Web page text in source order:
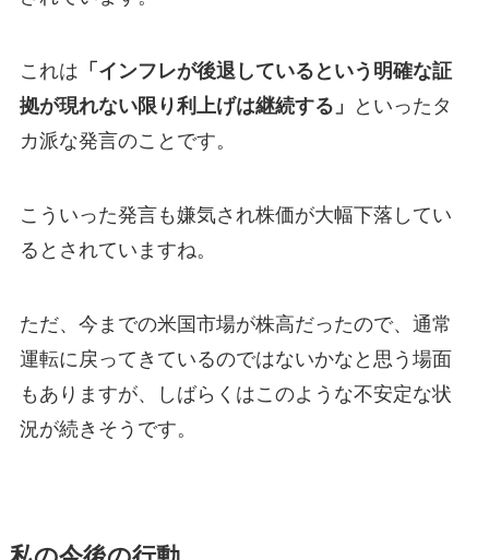
これは 「インフレが後退しているという明確な証
拠が現れない限り利上げは継続する」
といったタ
カ派な発言のことです。
こういった発言も嫌気され株価が大幅下落してい
るとされていますね。
ただ、今までの米国市場が株高だったので、通常
運転に戻ってきているのではないかなと思う場面
もありますが、しばらくはこのような不安定な状
況が続きそうです。